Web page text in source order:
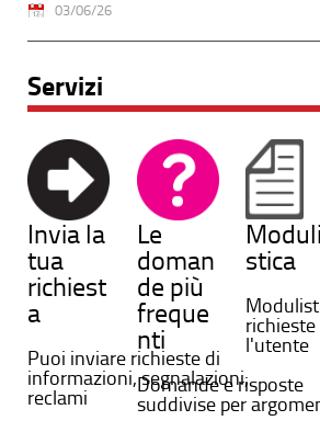
03/06/26
Servizi
Invia la
tua
richiest
a
Puoi inviare richieste di
informazioni, segnalazioni,
reclami
Le
doman
de più
freque
nti
Domande e risposte
suddivise per
Moduli
stica
l'utente